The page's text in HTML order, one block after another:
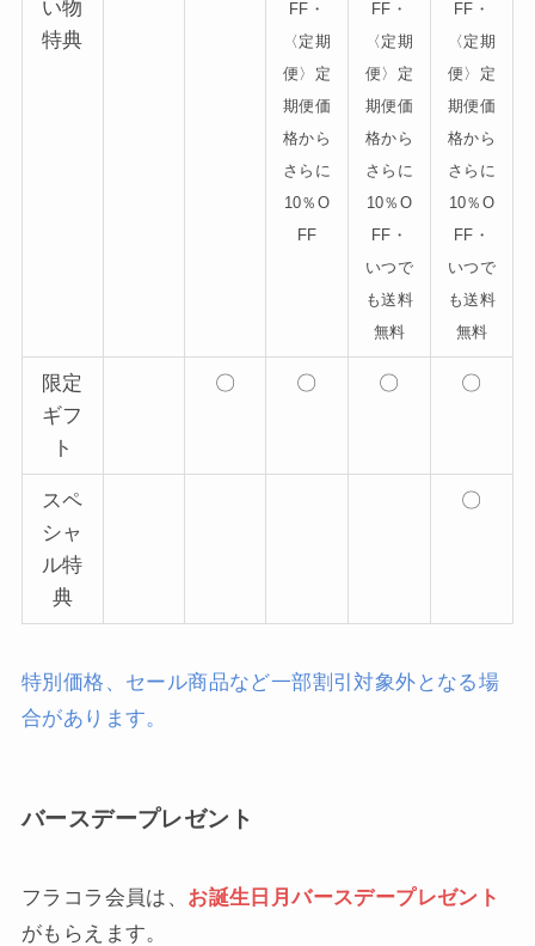
い物
特典
FF・
〈定期
便〉定
期便価
格から
さらに
10％O
FF
FF・
〈定期
便〉定
期便価
格から
さらに
10％O
FF・
いつで
も送料
無料
FF・
〈定期
便〉定
期便価
格から
さらに
10％O
FF・
いつで
も送料
無料
限定
ギフ
ト
〇 〇 〇 〇
スペ
シャ
ル特
典
〇
特別価格、セール商品など一部割引対象外となる場
合があります。
バースデープレゼント
フラコラ会員は、 お誕生日月バースデープレゼント
がもらえます。